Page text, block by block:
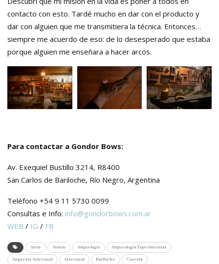
contacto con esto. Tardé mucho en dar con el producto y
dar con alguien que me transmitiera la técnica. Entonces…
siempre me acuerdo de eso: de lo desesperado que estaba
porque alguien me enseñara a hacer arcos.
Para contactar a Gondor Bows:
Av. Exequiel Bustillo 3214, R8400
San Carlos de Bariloche, Río Negro, Argentina
Teléfono +54 9 11 5730 0099
Consultas e Info: info@gondorbows.com.ar
WEB / IG / FB
Arcos Armas Arquelogía Arqueología Experimental
Arquería Artesanal Artesanal Bariloche Cacería